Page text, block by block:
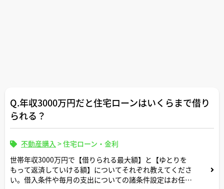
Q.年収3000万円だと住宅ローンはいくらまで借り
られる？
不動産購入 >住宅ローン・金利
世帯年収3000万円で【借りられる最大額】と【ゆとりを
もって返済していける額】についてそれぞれ教えてくださ
い。借入条件や毎月の支出についての諸条件設定はお任せ